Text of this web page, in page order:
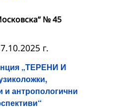
№ 45
„ТЕРЕНИ И
и антропологични
г.